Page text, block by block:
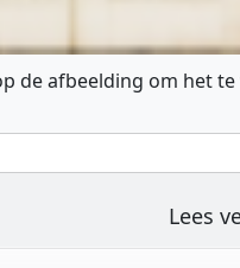
de afbeelding om het
Lees